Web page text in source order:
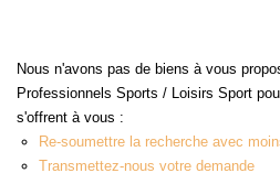
NOTRE
NOS
Nous n'avons pas de biens à vous
Professionnels Sports / Loisirs Sport
s'offrent à vous :
Re-soumettre la recherche avec
Transmettez-nous votre demande